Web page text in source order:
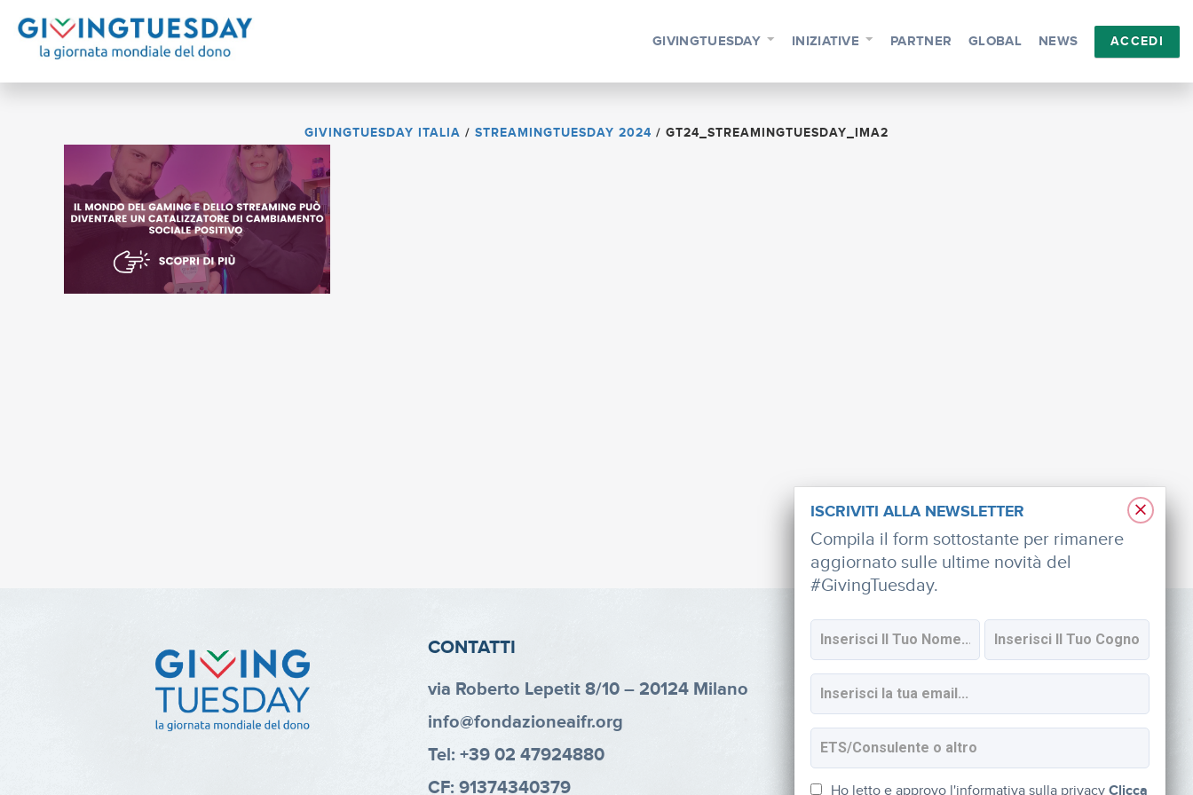
GIVINGTUESDAY INIZIATIVE PARTNER GLOBAL NEWS ACCEDI
GIVINGTUESDAY ITALIA / STREAMINGTUESDAY 2024 / GT24_STREAMINGTUESDAY_IMA2
CONTATTI
via Roberto Lepetit 8/10 – 20124 Milano
info@fondazioneaifr.org
Tel: +39 02 47924880
CF: 91374340379
SOCIAL
Iscriviti alla newsletter
×
ISCRIVITI ALLA NEWSLETTER
Compila il form sottostante per rimanere
aggiornato sulle ultime novità del
#GivingTuesday.
Ho letto e approvo l'informativa sulla privacyClicca